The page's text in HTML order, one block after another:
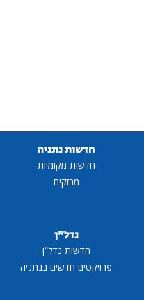
חדשות נתניה
חדשות מקומיות
מבזקים
נדל"ן
חדשות נדל"ן
פרויקטים חדשים בנתניה